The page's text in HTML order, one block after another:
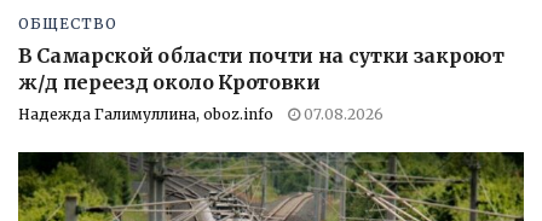
ОБЩЕСТВО
В Самарской области почти на сутки закроют
ж/д переезд около Кротовки
Надежда Галимуллина, oboz.info 07.08.2026